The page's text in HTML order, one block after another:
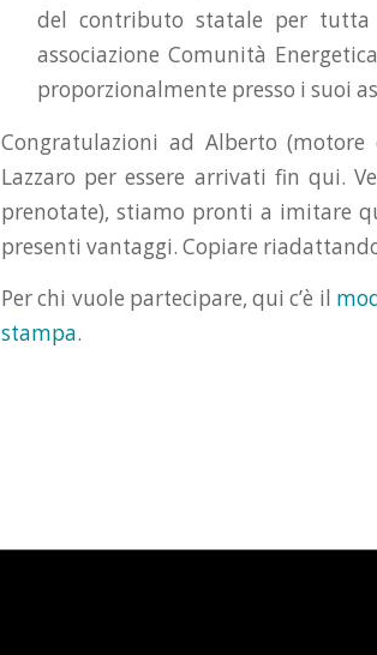
del contributo statale per
associazione Comunità
proporzionalmente presso i suoi
Congratulazioni ad Alberto
Lazzaro per essere arrivati fin qui.
prenotate), stiamo pronti a imitare
presenti vantaggi. Copiare
Per chi vuole partecipare, qui c’è il
stampa.